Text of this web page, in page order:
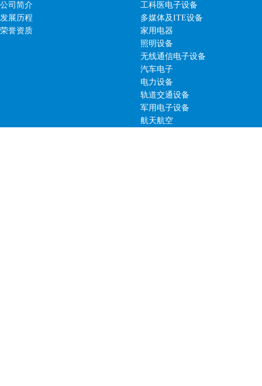
公司简介
发展历程
荣誉资质
工科医电子设备
多媒体及ITE设备
家用电器
照明设备
无线通信电子设备
汽车电子
电力设备
轨道交通设备
军用电子设备
航天航空